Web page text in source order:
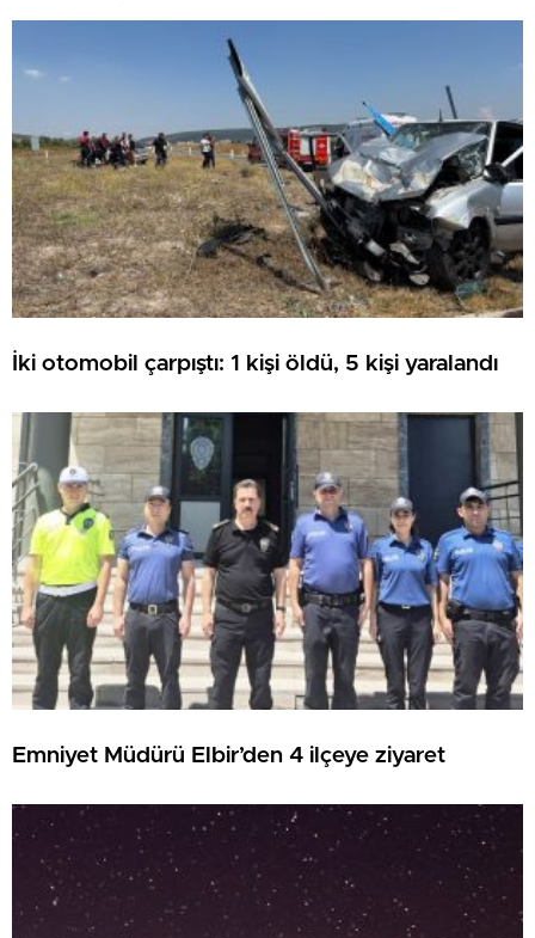
ATILDI
İki otomobil çarpıştı: 1 kişi öldü, 5 kişi yaralandı
Emniyet Müdürü Elbir’den 4 ilçeye ziyaret